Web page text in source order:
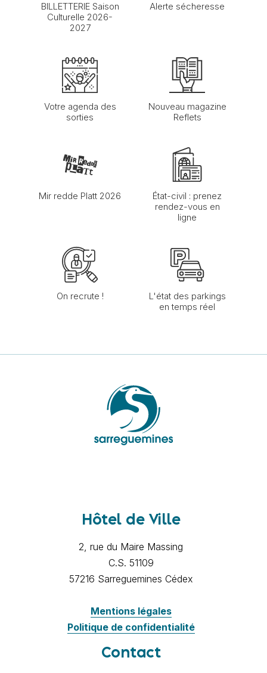
BILLETTERIE Saison
Culturelle 2026-
2027
Alerte sécheresse
Votre agenda des
sorties
Nouveau magazine
Reflets
Mir redde Platt 2026
État-civil : prenez
rendez-vous en
ligne
On recrute !
L'état des parkings
en temps réel
Hôtel de Ville
2, rue du Maire Massing
C.S. 51109
57216 Sarreguemines Cédex
Mentions légales
Politique de confidentialité
Contact